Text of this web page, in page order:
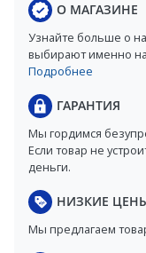
О МАГАЗИНЕ
Узнайте больше о
выбирают именно
Подробнее
ГАРАНТИЯ
Мы гордимся
Если товар не
деньги.
НИЗКИЕ
Мы предлагаем